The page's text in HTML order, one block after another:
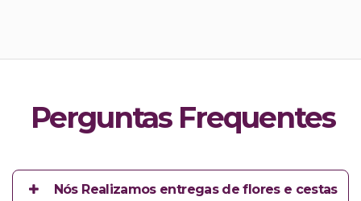
Perguntas Frequentes
Nós Realizamos entregas de flores e cestas